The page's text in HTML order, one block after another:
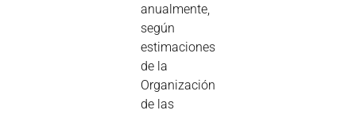
anualmente,
según
estimaciones
de la
Organización
de las